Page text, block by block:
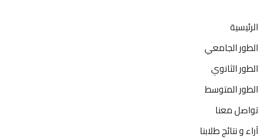
الرئيسية
الطور الجامعي
الطور الثانوي
الطور المتوسط
تواصل معنا
آراء و نتائج طلابنا